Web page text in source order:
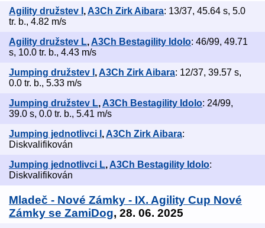
Agility družstev I ,A3Ch Zirk Aibara: 13/37, 45.64 s, 5.0
tr. b., 4.82 m/s
Agility družstev L, A3Ch Bestagility Idolo: 46/99, 49.71
s, 10.0 tr. b., 4.43 m/s
Jumping družstev I ,A3Ch Zirk Aibara: 12/37, 39.57 s,
0.0 tr. b., 5.33 m/s
Jumping družstev L, A3Ch Bestagility Idolo: 24/99,
39.0 s, 0.0 tr. b., 5.41 m/s
Jumping jednotlivci I ,A3Ch Zirk Aibara:
Diskvalifikován
Jumping jednotlivci L, A3Ch Bestagility Idolo:
Diskvalifikován
Mladeč - Nové Zámky - IX. Agility Cup Nové
Zámky se ZamiDog, 28. 06. 2025